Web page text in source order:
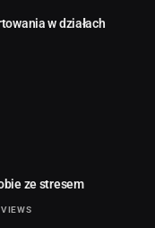
w działach
ze stresem
VIEWS